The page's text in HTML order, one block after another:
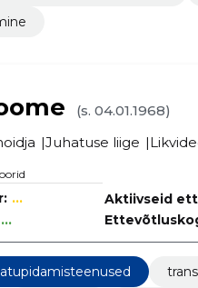
(s. 04.01.1968)
Juhatuse liige
...
...
Aktiivseid